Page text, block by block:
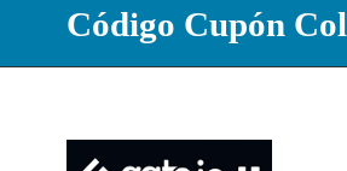
Código Cupón